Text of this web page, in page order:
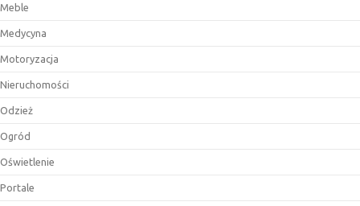
Meble
Medycyna
Motoryzacja
Nieruchomości
Odzież
Ogród
Oświetlenie
Portale